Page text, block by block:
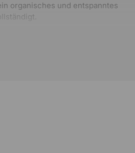
organisches und entspanntes
bis hin zur Logistik. Heute führt